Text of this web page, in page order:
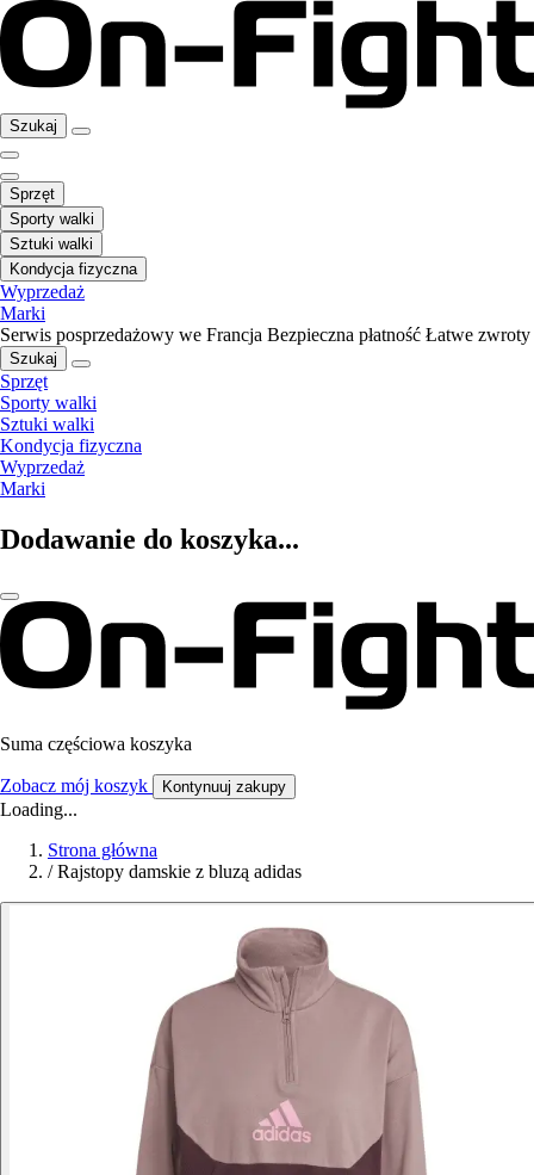
Szukaj
Sprzęt
Sporty walki
Sztuki walki
Kondycja fizyczna
Wyprzedaż
Marki
Serwis posprzedażowy we Francja Bezpieczna płatność Łatwe zwroty
Szukaj
Sprzęt
Sporty walki
Sztuki walki
Kondycja fizyczna
Wyprzedaż
Marki
Dodawanie do koszyka...
Suma częściowa koszyka
Zobacz mój koszyk Kontynuuj zakupy
Loading...
Strona główna
/ Rajstopy damskie z bluzą adidas